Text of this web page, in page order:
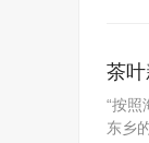
茶叶
“按照
东乡